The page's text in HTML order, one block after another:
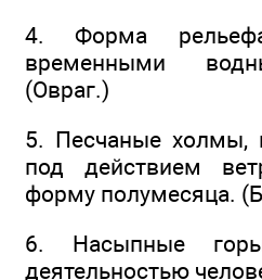
4. Форма
временными
(Овраг.)
5. Песчаные холмы,
под действием
форму полумесяца.
6. Насыпные
деятельностью